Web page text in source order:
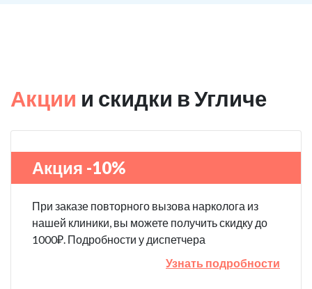
Акции и скидки в Угличе
Акция -10%
При заказе повторного вызова нарколога из
нашей клиники, вы можете получить скидку до
1000₽. Подробности у диспетчера
Узнать подробности